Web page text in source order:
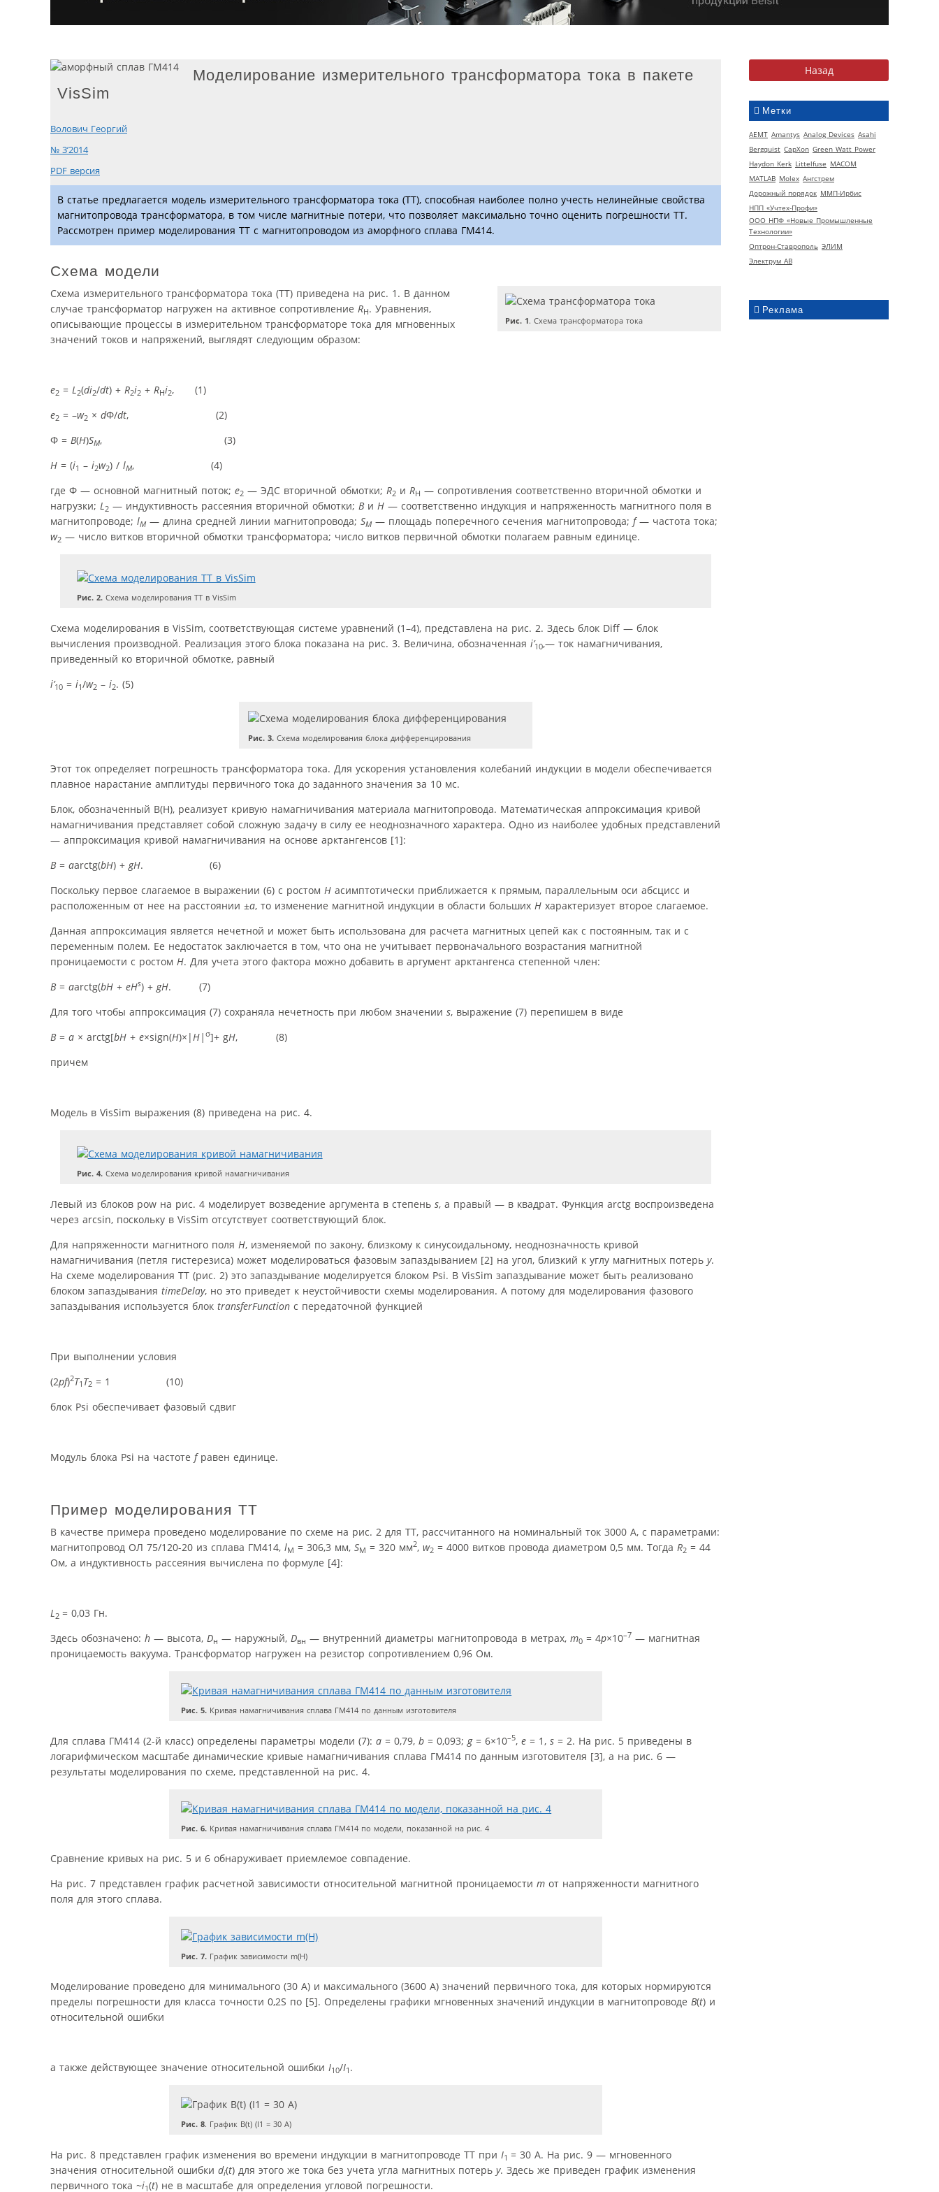
Метки
AEMT Amantys Analog Devices Asahi
Bergquist CapXon Green Watt Power
Haydon Kerk Littelfuse MACOM
MATLAB Molex Ангстрем
Дорожный порядок ММП-Ирбис
НПП «Учтех-Профи»
ООО НПФ «Новые Промышленные
Технологии»
Оптрон-Ставрополь ЭЛИМ
Электрум АВ
Реклама
Моделирование измерительного трансформатора тока в пакете
VisSim
Волович Георгий
№ 3’2014
PDF версия
В статье предлагается модель измерительного трансформатора тока (ТТ), способная наиболее полно учесть нелинейные свойства
магнитопровода трансформатора, в том числе магнитные потери, что позволяет максимально точно оценить погрешности ТТ.
Рассмотрен пример моделирования ТТ с магнитопроводом из аморфного сплава ГМ414.
Схема модели
Рис. 1. Схема трансформатора тока
Схема измерительного трансформатора тока (ТТ) приведена на рис. 1. В данном
случае трансформатор нагружен на активное сопротивление RН. Уравнения,
описывающие процессы в измерительном трансформаторе тока для мгновенных
значений токов и напряжений, выглядят следующим образом:
e2 = L2(di2/dt) + R2i2 + RHi2, (1)
e2 = –w2 × dФ/dt, (2)
Ф = B(H)SM, (3)
H = (i1 – i2w2) / lM, (4)
где Ф — основной магнитный поток; e2 — ЭДС вторичной обмотки; R2 и RН — сопротивления соответственно вторичной обмотки и
нагрузки; L2 — индуктивность рассеяния вторичной обмотки; Ви Н — соответственно индукция и напряженность магнитного поля в
магнитопроводе; lM— длина средней линии магнитопровода; SM— площадь поперечного сечения магнитопровода; f— частота тока;
w2 — число витков вторичной обмотки трансформатора; число витков первичной обмотки полагаем равным единице.
Рис. 2.Схема моделирования ТТ в VisSim
Схема моделирования в VisSim, соответствующая системе уравнений (1–4), представлена на рис. 2. Здесь блок Diff — блок
вычисления производной. Реализация этого блока показана на рис. 3. Величина, обозначенная i’10,— ток намагничивания,
приведенный ко вторичной обмотке, равный
i’10 = i1/w2 – i2. (5)
Рис. 3. Схема моделирования блока дифференцирования
Этот ток определяет погрешность трансформатора тока. Для ускорения установления колебаний индукции в модели обеспечивается
плавное нарастание амплитуды первичного тока до заданного значения за 10 мс.
Блок, обозначенный B(H), реализует кривую намагничивания материала магнитопровода. Математическая аппроксимация кривой
намагничивания представляет собой сложную задачу в силу ее неоднозначного характера. Одно из наиболее удобных представлений
— аппроксимация кривой намагничивания на основе арктангенсов [1]:
B = aarctg(bH) + gH. (6)
Поскольку первое слагаемое в выражении (6) с ростом H асимптотически приближается к прямым, параллельным оси абсцисс и
расположенным от нее на расстоянии ±a, то изменение магнитной индукции в области больших H характеризует второе слагаемое.
Данная аппроксимация является нечетной и может быть использована для расчета магнитных цепей как с постоянным, так и с
переменным полем. Ее недостаток заключается в том, что она не учитывает первоначального возрастания магнитной
проницаемости с ростом H. Для учета этого фактора можно добавить в аргумент арктангенса степенной член:
B = aarctg(bH + eHs) + gH. (7)
Для того чтобы аппроксимация (7) сохраняла нечетность при любом значении s, выражение (7) перепишем в виде
B = a × arctg[bH + e×sign(H)× | H| σ]+ gH, (8)
причем
Модель в VisSim выражения (8) приведена на рис. 4.
Рис. 4.Схема моделирования кривой намагничивания
Левый из блоков pow на рис. 4 моделирует возведение аргумента в степень s, а правый — в квадрат. Функция arctg воспроизведена
через arcsin, поскольку в VisSim отсутствует соответствующий блок.
Для напряженности магнитного поля H, изменяемой по закону, близкому к синусоидальному, неоднозначность кривой
намагничивания (петля гистерезиса) может моделироваться фазовым запаздыванием [2] на угол, близкий к углу магнитных потерь y.
На схеме моделирования ТТ (рис. 2) это запаздывание моделируется блоком Psi. В VisSim запаздывание может быть реализовано
блоком запаздывания timeDelay, но это приведет к не­устойчивости схемы моделирования. А потому для моделирования фазового
запаздывания используется блок transferFunction с передаточной функцией
При выполнении условия
(2pf)2T1 T2 = 1 (10)
блок Psi обеспечивает фазовый сдвиг
Модуль блока Psi на частоте fравен единице.
Пример моделирования ТТ
В качестве примера проведено моделирование по схеме на рис. 2 для ТТ, рассчитанного на номинальный ток 3000 А, с параметрами:
магнитопровод ОЛ 75/120-20 из сплава ГМ414, lM = 306,3 мм, SM = 320 мм2, w2 = 4000 витков провода диаметром 0,5 мм. Тогда R2 = 44
Ом, а индуктивность рассеяния вычислена по формуле [4]:
L2 = 0,03 Гн.
Здесь обозначено: h — высота, Dн — наружный, Dвн — внутренний диаметры магнитопровода в метрах, m0 = 4p×10–7 — магнитная
проницаемость вакуума. Трансформатор нагружен на резистор сопротивлением 0,96 Ом.
Рис. 5. Кривая намагничивания сплава ГМ414 по данным изготовителя
Для сплава ГМ414 (2-й класс) определены параметры модели (7): a = 0,79, b = 0,093; g= 6×10–5, e = 1, s = 2. На рис. 5 приведены в
логарифмическом масштабе динамические кривые намагничивания сплава ГМ414 по данным изготовителя [3], а на рис. 6 —
результаты моделирования по схеме, представленной на рис. 4.
Рис. 6. Кривая намагничивания сплава ГМ414 по модели, показанной на рис. 4
Сравнение кривых на рис. 5 и 6 обнаруживает приемлемое совпадение.
На рис. 7 представлен график расчетной зависимости относительной магнитной проницаемости m от напряженности магнитного
поля для этого сплава.
Рис. 7. График зависимости m(Н)
Моделирование проведено для минимального (30 А) и максимального (3600 А) значений первичного тока, для которых нормируются
пределы погрешности для класса точности 0,2S по [5]. Определены графики мгновенных значений индукции в магнитопроводе B(t) и
относительной ошибки
а также действующее значение относительной ошибки I10/I1 .
Рис. 8. График B(t) (I1 = 30 A)
На рис. 8 представлен график изменения во времени индукции в магнитопроводе ТТ при I1 = 30 А. На рис. 9 — мгновенного
значения относительной ошибки di(t) для этого же тока без учета угла магнитных потерь y. Здесь же приведен график изменения
первичного тока ~i1(t) не в масштабе для определения угловой погрешности.